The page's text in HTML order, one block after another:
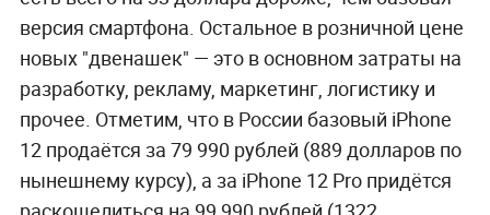
Самой дорогой частью смартфона оказалась
OLED-матрица.
Новый Apple iPhone 12 обходится его
производителю в 373 доллара, если брать в
расчёт только компоненты устройства. Об этом